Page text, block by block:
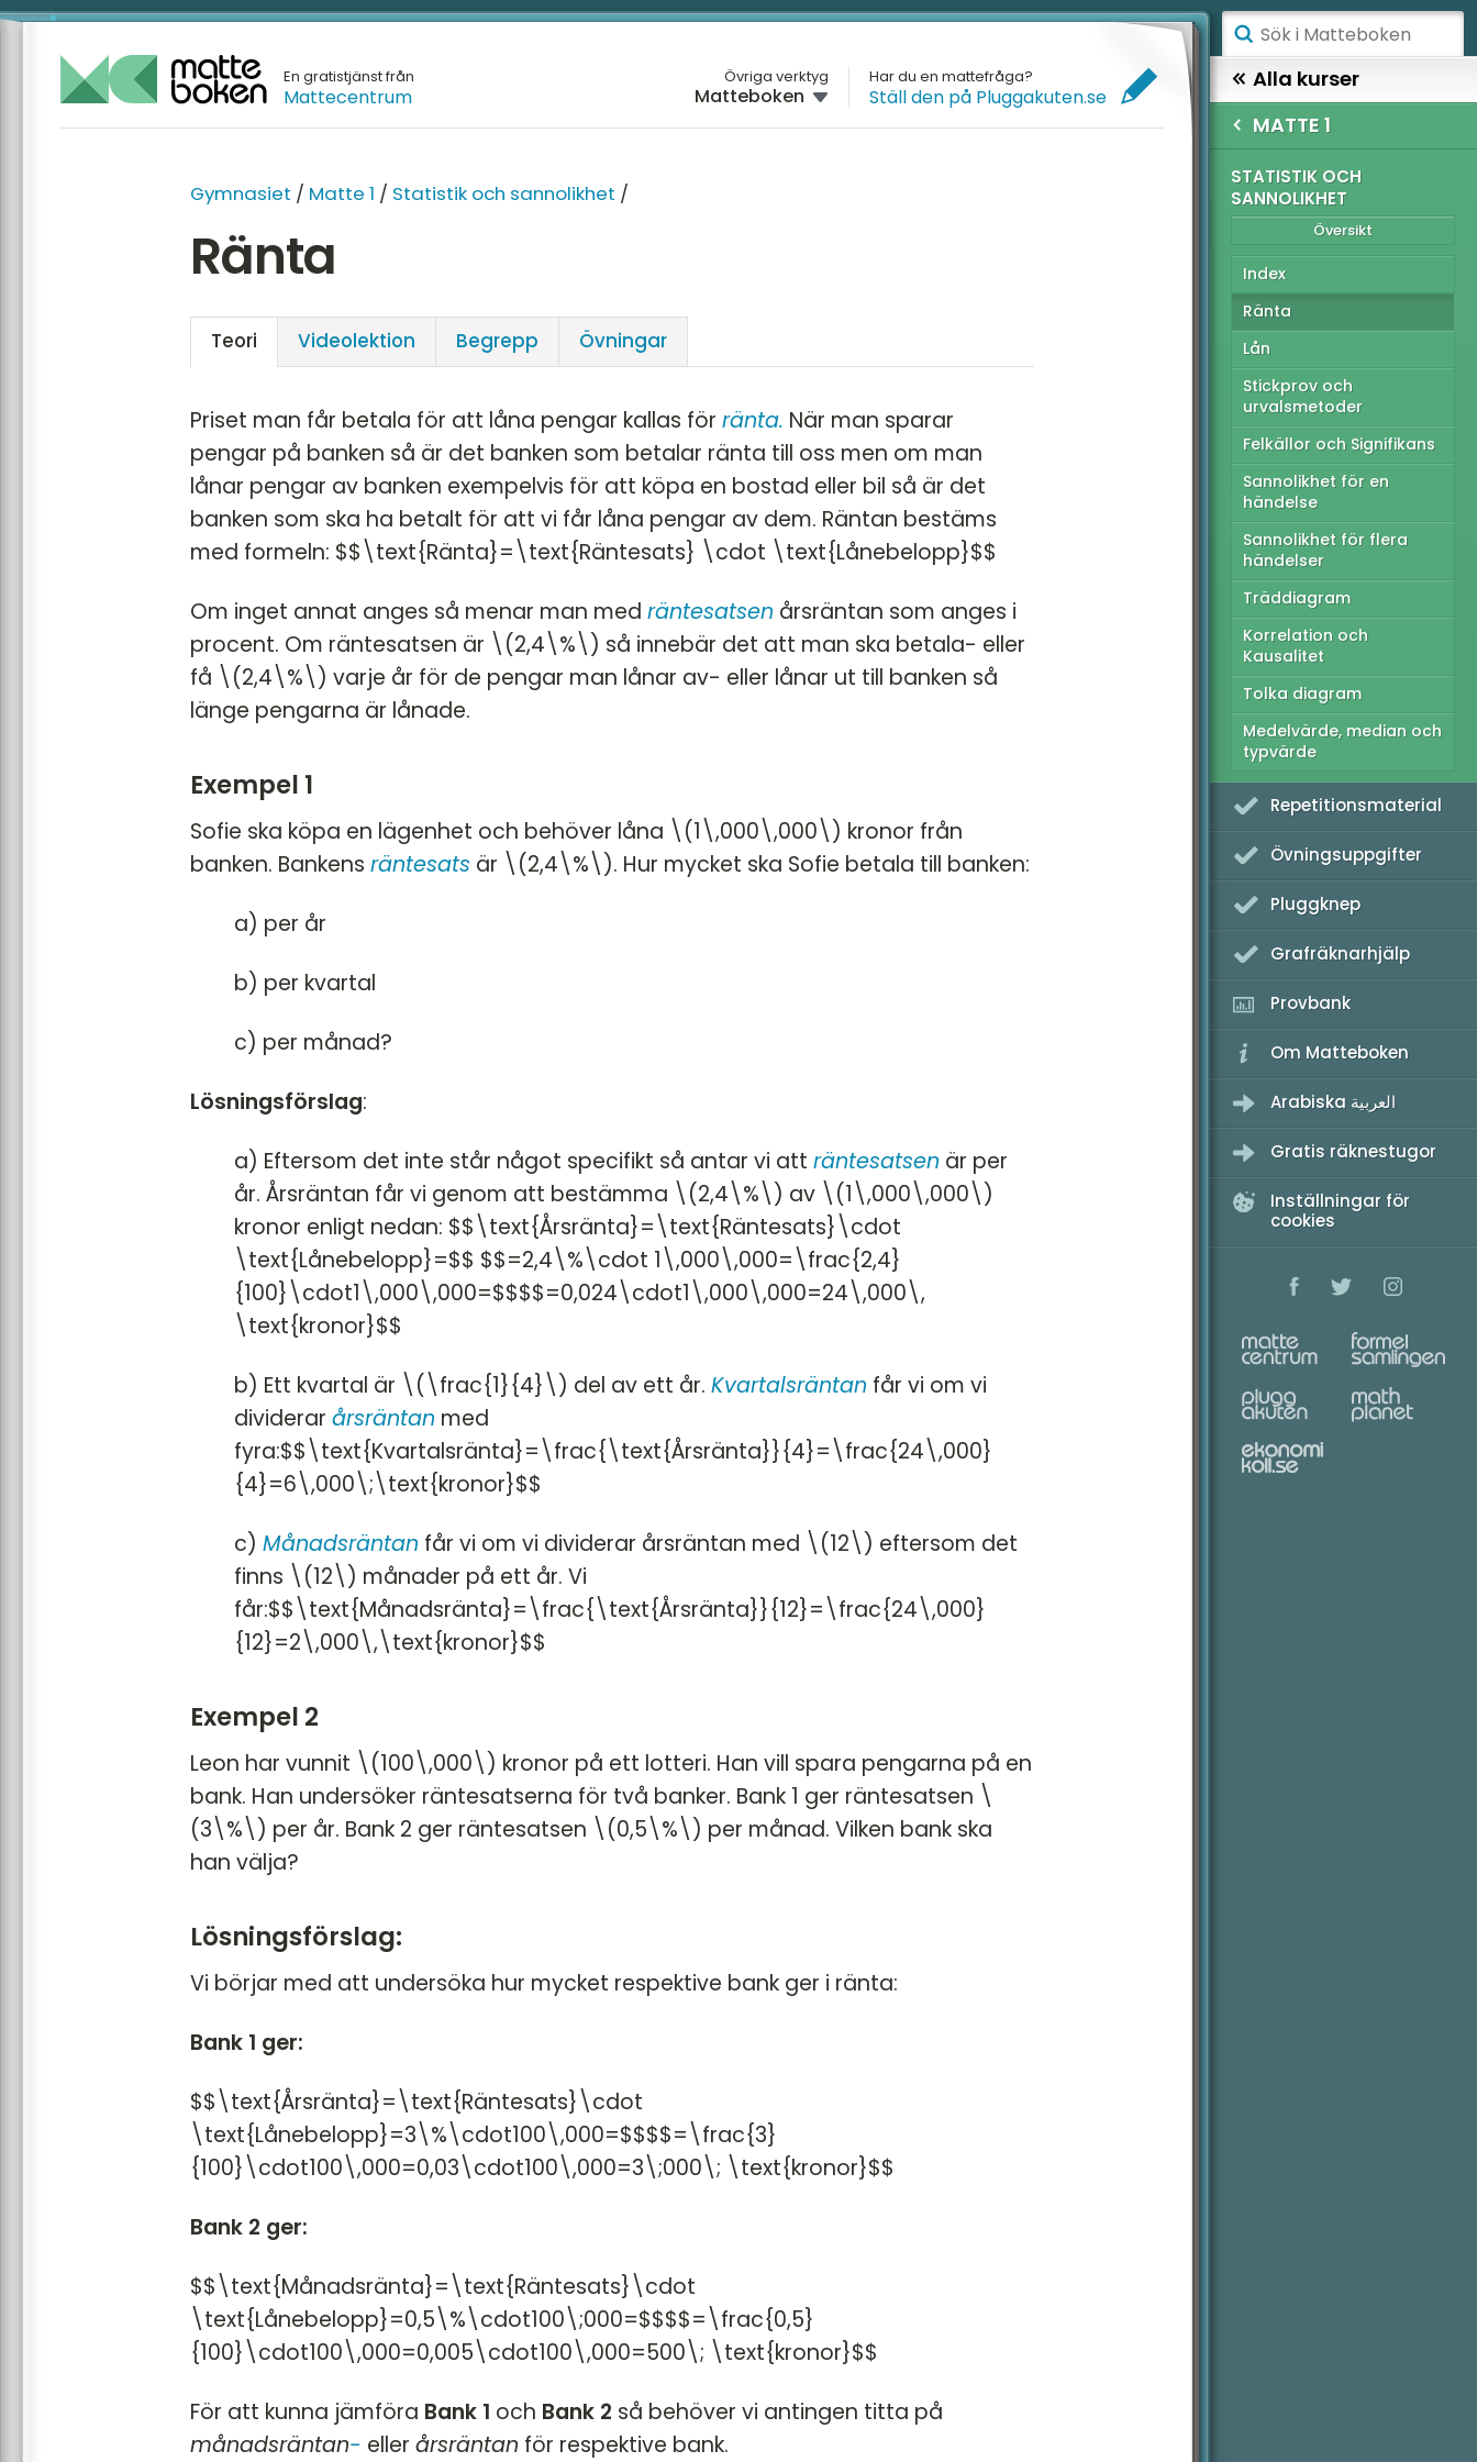
En gratistjänst från
Mattecentrum
Har du en mattefråga?
Ställ den på Pluggakuten.se
Övriga verktyg
Matteboken
Gymnasiet / Matte 1 / Statistik och sannolikhet /
Ränta
Teori Video­lektion Begrepp Övningar
Priset man får betala för att låna pengar kallas för ränta. När man sparar
pengar på banken så är det banken som betalar ränta till oss men om man
lånar pengar av banken exempelvis för att köpa en bostad eller bil så är det
banken som ska ha betalt för att vi får låna pengar av dem. Räntan bestäms
med formeln: $$\text{Ränta}=\text{Räntesats} \cdot \text{Lånebelopp}$$
Om inget annat anges så menar man med räntesatsen årsräntan som anges i
procent. Om räntesatsen är \(2,4\%\) så innebär det att man ska betala- eller
få \(2,4\%\) varje år för de pengar man lånar av- eller lånar ut till banken så
länge pengarna är lånade.
Exempel 1
Sofie ska köpa en lägenhet och behöver låna \(1\,000\,000\) kronor från
banken. Bankens räntesats är \(2,4\%\). Hur mycket ska Sofie betala till banken:
a) per år
b) per kvartal
c) per månad?
Lösningsförslag:
a) Eftersom det inte står något specifikt så antar vi att räntesatsen är per
år. Årsräntan får vi genom att bestämma \(2,4\%\) av \(1\,000\,000\)
kronor enligt nedan: $$\text{Årsränta}=\text{Räntesats}\cdot
\text{Lånebelopp}=$$ $$=2,4\%\cdot 1\,000\,000=\frac{2,4}
{100}\cdot1\,000\,000=$$$$=0,024\cdot1\,000\,000=24\,000\,
\text{kronor}$$
b) Ett kvartal är \(\frac{1}{4}\) del av ett år. Kvartalsräntan får vi om vi
dividerar årsräntan med
fyra:$$\text{Kvartalsränta}=\frac{\text{Årsränta}}{4}=\frac{24\,000}
{4}=6\,000\;\text{kronor}$$
c) Månadsräntan får vi om vi dividerar årsräntan med \(12\) eftersom det
finns \(12\) månader på ett år. Vi
får:$$\text{Månadsränta}=\frac{\text{Årsränta}}{12}=\frac{24\,000}
{12}=2\,000\,\text{kronor}$$
Exempel 2
Leon har vunnit \(100\,000\) kronor på ett lotteri. Han vill spara pengarna på en
bank. Han undersöker räntesatserna för två banker. Bank 1 ger räntesatsen \
(3\%\) per år. Bank 2 ger räntesatsen \(0,5\%\) per månad. Vilken bank ska
han välja?
Lösningsförslag:
Vi börjar med att undersöka hur mycket respektive bank ger i ränta:
Bank 1 ger:
$$\text{Årsränta}=\text{Räntesats}\cdot
\text{Lånebelopp}=3\%\cdot100\,000=$$$$=\frac{3}
{100}\cdot100\,000=0,03\cdot100\,000=3\;000\; \text{kronor}$$
Bank 2 ger:
$$\text{Månadsränta}=\text{Räntesats}\cdot
\text{Lånebelopp}=0,5\%\cdot100\;000=$$$$=\frac{0,5}
{100}\cdot100\,000=0,005\cdot100\,000=500\; \text{kronor}$$
För att kunna jämföra Bank 1 och Bank 2 så behöver vi antingen titta på
månadsräntan- eller årsräntan för respektive bank.
LÅGSTADIET
MELLANSTADIET
Alla kurser
GYMNASIET
GYMNASIET MATTE 1
STATISTIK OCH
SANNOLIKHET
Översikt
Index
Ränta
Lån
Stickprov och
urvalsmetoder
Felkällor och Signifikans
Sannolikhet för en
händelse
Sannolikhet för flera
händelser
Träddiagram
Korrelation och
Kausalitet
Tolka diagram
Medelvärde, median och
typvärde
Repetitionsmaterial
Övningsuppgifter
Pluggknep
Grafräknarhjälp
Provbank
Om Matteboken
Arabiska العربية
Gratis räknestugor
Inställningar för
cookies
Nationella prov
Mattespecialisering